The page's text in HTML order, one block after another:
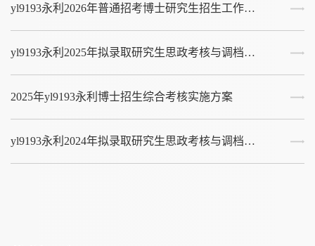
yl9193永利2026年普通招考博士研究生招生工作实施细则
yl9193永利2025年拟录取研究生思政考核与调档等工作的通知
2025年yl9193永利博士招生综合考核实施方案
yl9193永利2024年拟录取研究生思政考核与调档等工作的通知